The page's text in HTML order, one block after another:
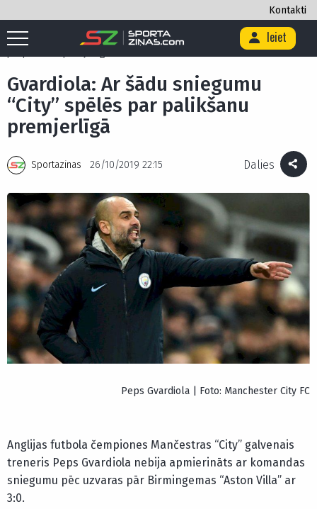
Kontakti
Ieiet
Sākums / Anglija / Gvardiola: Ar šādu sniegumu “City” spēlēs
Gvardiola: Ar šādu sniegumu
“City” spēlēs par palikšanu
premjerlīgā
Sportazinas 26/10/2019 22:15 Dalies
Peps Gvardiola | Foto: Manchester City FC
Anglijas futbola čempiones Mančestras “City” galvenais
treneris Peps Gvardiola nebija apmierināts ar komandas
sniegumu pēc uzvaras pār Birmingemas “Aston Villa” ar
3:0.